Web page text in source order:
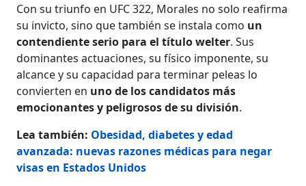
Con su triunfo en UFC 322, Morales no solo reafirma
su invicto, sino que también se instala como un
contendiente serio para el título welter. Sus
dominantes actuaciones, su físico imponente, su
alcance y su capacidad para terminar peleas lo
convierten en uno de los candidatos más
emocionantes y peligrosos de su división.
Lea también: Obesidad, diabetes y edad
avanzada: nuevas razones médicas para negar
visas en Estados Unidos